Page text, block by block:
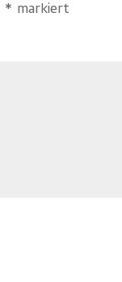
* markiert